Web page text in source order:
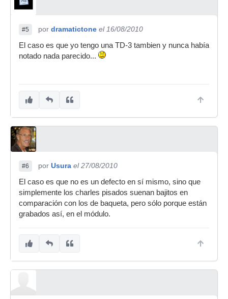
#5 por dramatictone el 16/08/2010
El caso es que yo tengo una TD-3 tambien y nunca había
notado nada parecido...
#6 por Usura el 27/08/2010
El caso es que no es un defecto en sí mismo, sino que
simplemente los charles pisados suenan bajitos en
comparación con los de baqueta, pero sólo porque están
grabados así, en el módulo.